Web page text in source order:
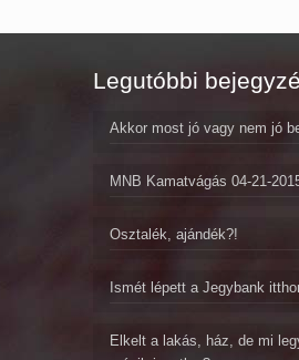
Legutóbbi
Akkor most jó vagy nem jó
MNB Kamatvágás 04-21-
Osztalék, ajándék?!
Ismét lépett a Jegybank
Elkelt a lakás, ház, de mi